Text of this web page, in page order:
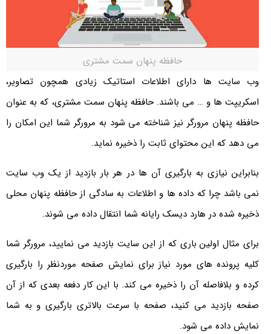
حافظه پنهان سمت مشتری
وب سایت ها دارای اطلاعات استاتیک زیادی همچون تصاویر،
اسکریپت ها و … می باشند. حافظه پنهان سمت مشتری، که به عنوان
حافظه پنهان مرورگر نیز شناخته می شود به مرورگر شما این امکان را
می دهد که این محتوای ثابت را ذخیره نماید.
بنابراین نیازی به بارگیری آن ها در هر بار بازدید از یک وب سایت
نمی باشد چرا که داده ها و اطلاعات به سادگی از حافظه پنهان محلی
ذخیره شده در هارد دیسک رایانه شما انتقال داده می شوند.
برای مثال اولین باری که از این سایت بازدید می نمایید، مرورگر شما
کلیه پرونده های مورد نیاز برای نمایش صفحه موردنظر را بارگیری
کرده و بلافاصله آن را ذخیره می کند. با این کار دفعه بعدی که از آن
صفحه بازدید می کنید، صفحه با سرعت بالاتری بارگیری و به شما
نمایش داده می شود.